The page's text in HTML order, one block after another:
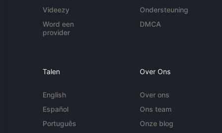
Videezy
Word een
provider
Ondersteuning
DMCA
Talen
English
Español
Português
Over Ons
Over ons
Ons team
Onze blog